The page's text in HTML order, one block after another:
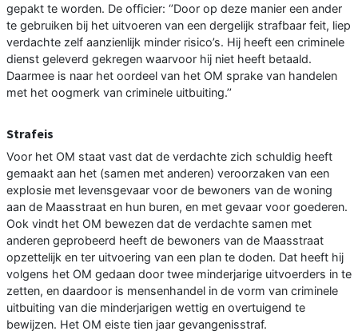
gepakt te worden. De officier: ‘’Door op deze manier een ander
te gebruiken bij het uitvoeren van een dergelijk strafbaar feit, liep
verdachte zelf aanzienlijk minder risico’s. Hij heeft een criminele
dienst geleverd gekregen waarvoor hij niet heeft betaald.
Daarmee is naar het oordeel van het OM sprake van handelen
met het oogmerk van criminele uitbuiting.’’
Strafeis
Voor het OM staat vast dat de verdachte zich schuldig heeft
gemaakt aan het (samen met anderen) veroorzaken van een
explosie met levensgevaar voor de bewoners van de woning
aan de Maasstraat en hun buren, en met gevaar voor goederen.
Ook vindt het OM bewezen dat de verdachte samen met
anderen geprobeerd heeft de bewoners van de Maasstraat
opzettelijk en ter uitvoering van een plan te doden. Dat heeft hij
volgens het OM gedaan door twee minderjarige uitvoerders in te
zetten, en daardoor is mensenhandel in de vorm van criminele
uitbuiting van die minderjarigen wettig en overtuigend te
bewijzen. Het OM eiste tien jaar gevangenisstraf.